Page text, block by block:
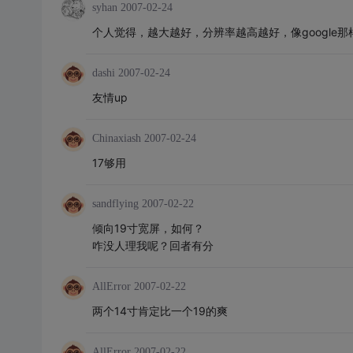
syhan 2007-02-24
个人觉得，越大越好，分辨率越高越好，像google那
dashi 2007-02-24
友情up
Chinaxiash 2007-02-24
17够用
sandflying 2007-02-22
倾向19寸宽屏，如何？
咋没人理我呢？回者有分
AllError 2007-02-22
两个14寸肯定比一个19的爽